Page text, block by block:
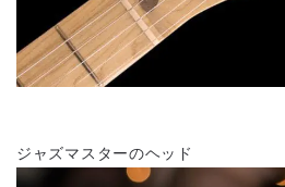
ジャズマスターのヘッド